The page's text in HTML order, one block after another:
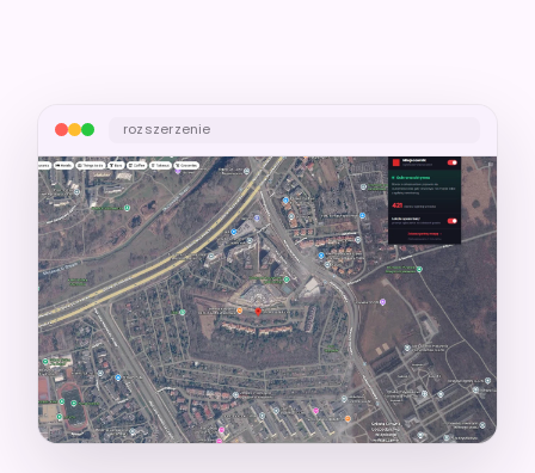
rozszerzenie
Twój screen: popup „Ochrona aktywna"